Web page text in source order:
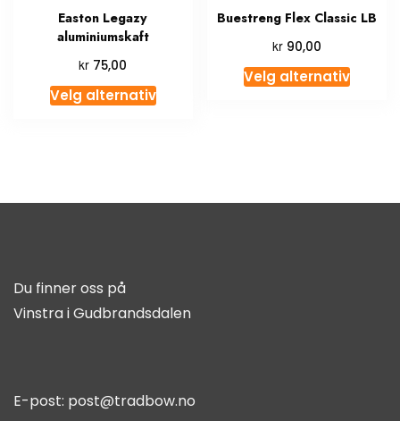
Easton Legazy
aluminiumskaft
kr 75,00
Velg alternativ
Buestreng Flex Classic LB
kr 90,00
Velg alternativ
Du finner oss på
Vinstra i Gudbrandsdalen
E-post: post@tradbow.no